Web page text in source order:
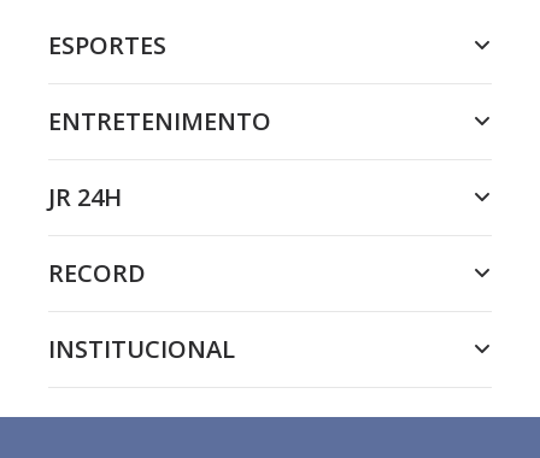
ESPORTES
ENTRETENIMENTO
JR 24H
RECORD
INSTITUCIONAL